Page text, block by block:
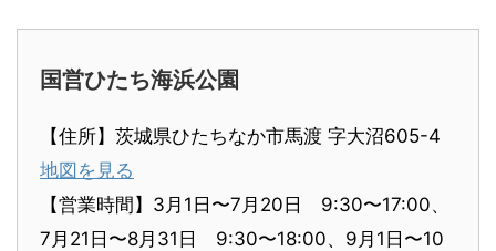
国営ひたち海浜公園
【住所】茨城県ひたちなか市馬渡 字大沼605-4
地図を見る
【営業時間】3月1日〜7月20日 9:30〜17:00、
7月21日〜8月31日 9:30〜18:00、9月1日〜10